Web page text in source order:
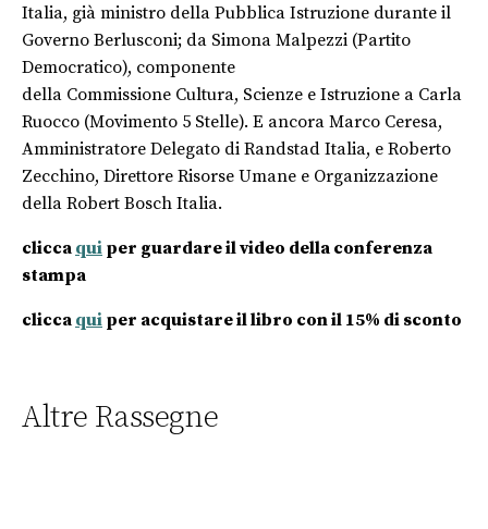
Italia, già ministro della Pubblica Istruzione durante il
Governo Berlusconi; da Simona Malpezzi (Partito
Democratico), componente
della Commissione Cultura, Scienze e Istruzione a Carla
Ruocco (Movimento 5 Stelle). E ancora Marco Ceresa,
Amministratore Delegato di Randstad Italia, e Roberto
Zecchino, Direttore Risorse Umane e Organizzazione
della Robert Bosch Italia.
clicca qui per guardare il video della conferenza
stampa
clicca qui per acquistare il libro con il 15% di sconto
Altre Rassegne